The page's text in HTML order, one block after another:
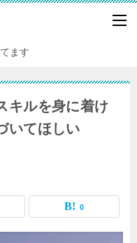
ます
キルを身に着け
いてほしい
0